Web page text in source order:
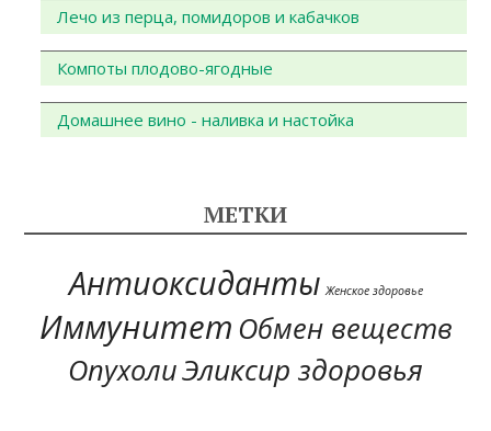
Лечо из перца, помидоров и кабачков
Компоты плодово-ягодные
Домашнее вино - наливка и настойка
МЕТКИ
Антиоксиданты Женское здоровье
Иммунитет Обмен веществ
ОпухолиЭликсир здоровья